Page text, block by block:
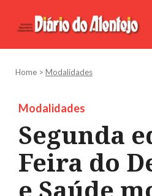
Home > Modalidades
Modalidades
Segunda
Feira do